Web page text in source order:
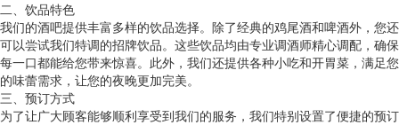
二、饮品特色
我们的酒吧提供丰富多样的饮品选择。除了经典的鸡尾酒和啤酒外，您还
可以尝试我们特调的招牌饮品。这些饮品均由专业调酒师精心调配，确保
每一口都能给您带来惊喜。此外，我们还提供各种小吃和开胃菜，满足您
的味蕾需求，让您的夜晚更加完美。
三、预订方式
为了让广大顾客能够顺利享受到我们的服务，我们特别设置了便捷的预订